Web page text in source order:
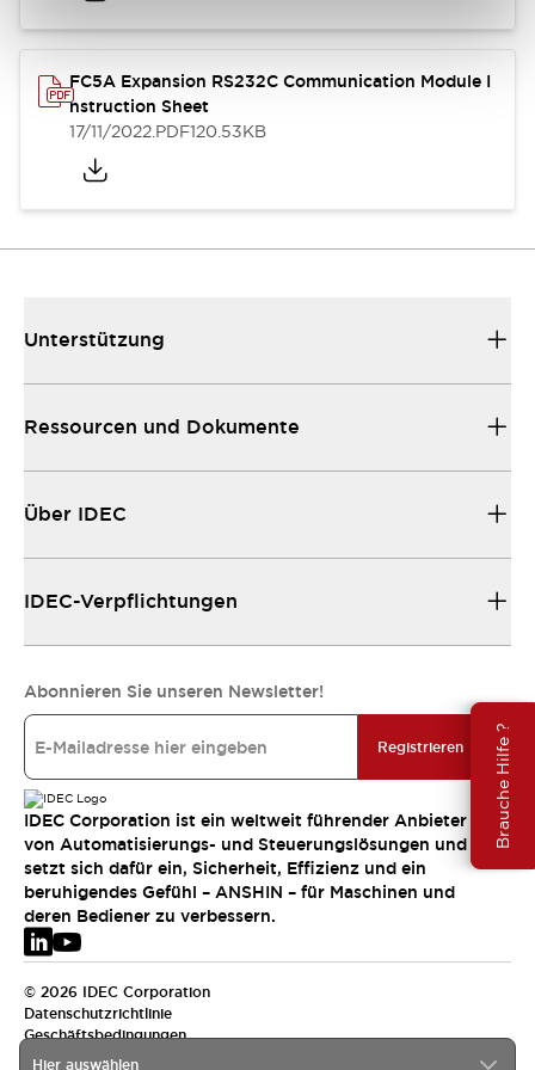
Brauche Hilfe ?
FC5A Expansion RS232C Communication Module I
nstruction Sheet
17/11/2022.PDF120.53KB
Hier auswählen
Unterstützung
Ressourcen und Dokumente
Über IDEC
IDEC-Verpflichtungen
Abonnieren Sie unseren Newsletter!
Registrieren
IDEC Corporation ist ein weltweit führender Anbieter
von Automatisierungs- und Steuerungslösungen und
setzt sich dafür ein, Sicherheit, Effizienz und ein
beruhigendes Gefühl – ANSHIN – für Maschinen und
deren Bediener zu verbessern.
© 2026 IDEC Corporation
Datenschutzrichtlinie
Geschäftsbedingungen